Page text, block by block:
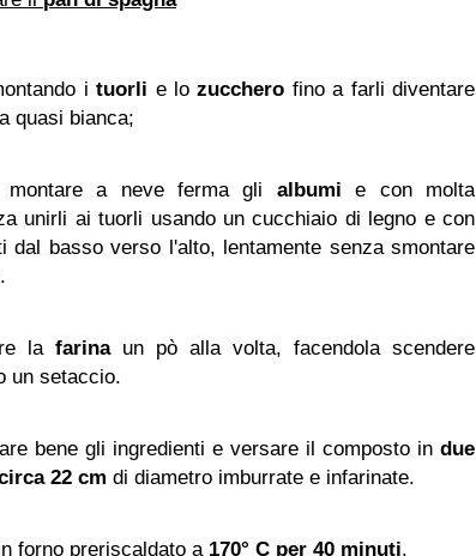
ituorli e lozucchero fino a farli diventare
quasi bianca;
montare a neve ferma gli albumi e con molta
unirli ai tuorli usando un cucchiaio di legno e con
dal basso verso l'alto, lentamente senza smontare
la farinaun pò alla volta, facendola scendere
un setaccio.
bene gli ingredienti e versare il composto in due
22 cm di diametro imburrate e infarinate.
forno preriscaldato a 170° C per 40 minuti.